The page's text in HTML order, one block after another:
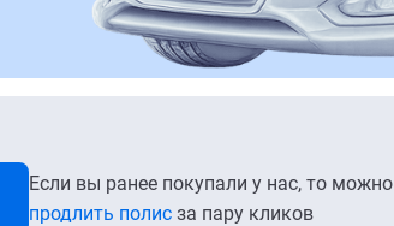
Если вы ранее покупали у нас, то можно
продлить полис за пару кликов